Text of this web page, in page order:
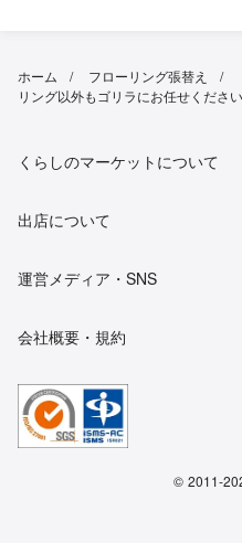
ホーム フローリング張替え
リング以外もゴリラにお任せください
くらしのマーケットについて
出店について
運営メディア・SNS
会社概要・規約
© 2011-